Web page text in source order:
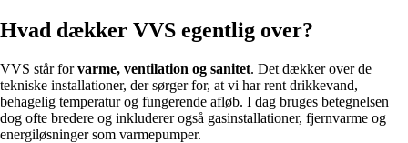
Hvad dækker VVS egentlig over?
VVS står forvarme, ventilation og sanitet. Det dækker over de
tekniske installationer, der sørger for, at vi har rent drikkevand,
behagelig temperatur og fungerende afløb. I dag bruges betegnelsen
dog ofte bredere og inkluderer også gasinstallationer, fjernvarme og
energiløsninger som varmepumper.